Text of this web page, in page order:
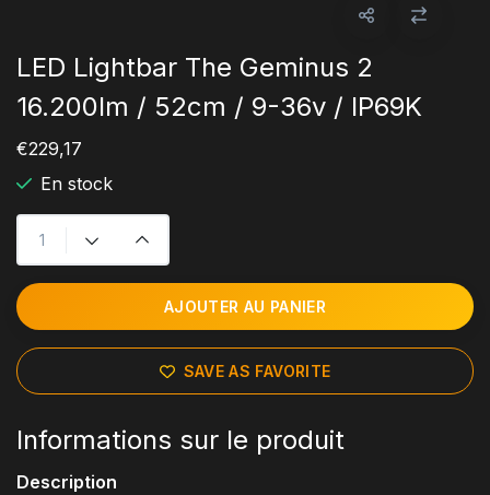
LED Lightbar The Geminus 2
16.200lm / 52cm / 9-36v / IP69K
€229,17
En stock
AJOUTER AU PANIER
SAVE AS FAVORITE
Informations sur le produit
Description